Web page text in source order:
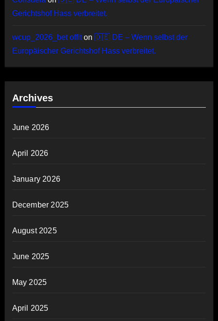
Gerichtshof Hass verbreitet.
wcup_2026_bet offiton 🇩🇪 DE – Wenn selbst der
Europäischer Gerichtshof Hass verbreitet.
Archives
June 2026
April 2026
January 2026
December 2025
August 2025
June 2025
May 2025
April 2025